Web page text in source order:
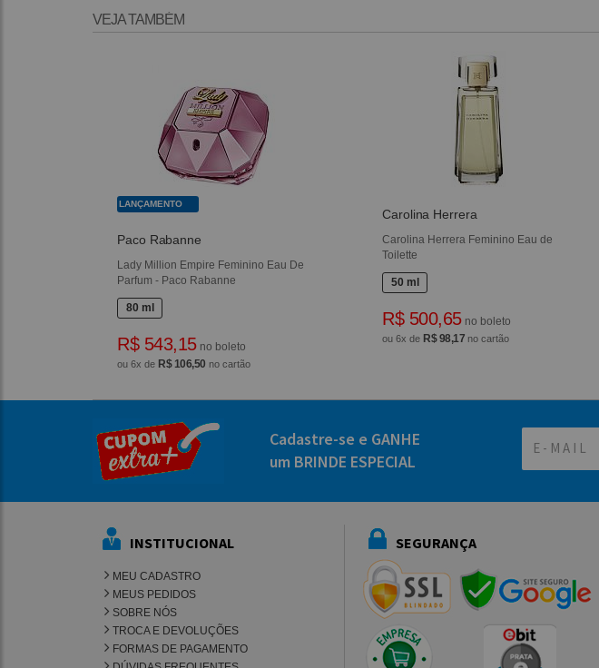
VEJA TAMBÉM
LANÇAMENTO
Paco Rabanne
Lady Million Empire Feminino Eau De
Parfum - Paco Rabanne
80 ml
R$ 543,15no boleto
ou 6x de R$ 106,50 no cartão
Carolina Herrera
Carolina Herrera Feminino Eau de
Toilette
50 ml
R$ 500,65no boleto
ou 6x de R$ 98,17 no cartão
Cadastre-se e GANHE
um BRINDE ESPECIAL
INSTITUCIONAL
MEU CADASTRO
MEUS PEDIDOS
SOBRE NÓS
TROCA E DEVOLUÇÕES
FORMAS DE PAGAMENTO
SEGURANÇA